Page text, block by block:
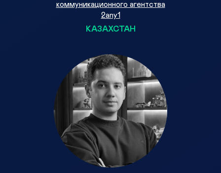
коммуникационного агентства
2any1
КАЗАХСТАН